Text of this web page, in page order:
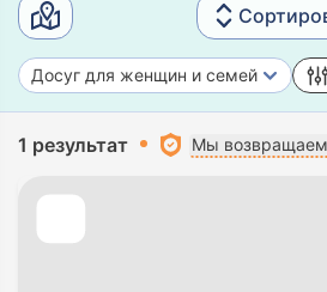
Досуг для женщин и семей
1 результат Мы